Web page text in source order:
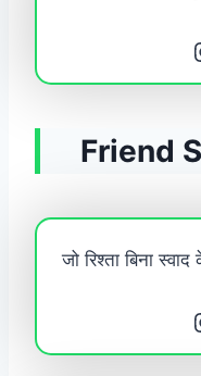
Friend
जो रिश्ता बिना